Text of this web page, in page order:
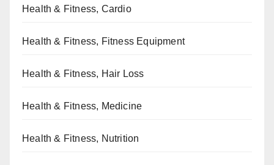
Health & Fitness, Cardio
Health & Fitness, Fitness Equipment
Health & Fitness, Hair Loss
Health & Fitness, Medicine
Health & Fitness, Nutrition